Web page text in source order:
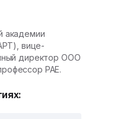
академии
вице-
директор ООО
РАЕ.